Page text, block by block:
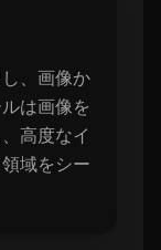
、画像か
は画像を
高度なイ
域をシー